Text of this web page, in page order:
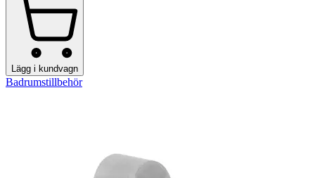
Lägg i kundvagn
Badrumstillbehör